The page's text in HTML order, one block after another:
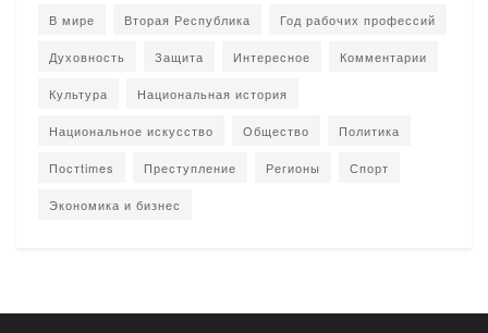
В мире Вторая Республика Год рабочих профессий
Духовность Защита Интересное Комментарии
Культура Национальная история
Национальное искусство Общество Политика
Постtimes Преступление Регионы Спорт
Экономика и бизнес